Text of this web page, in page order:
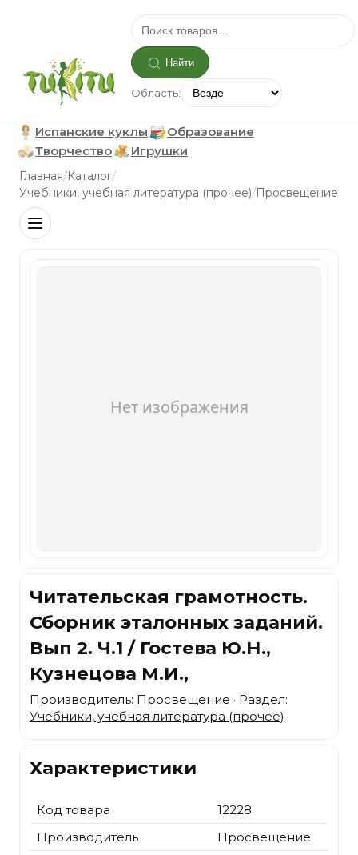
Найти
Область:
Испанские куклы
Образование
Творчество
Игрушки
Главная/Каталог/
Учебники, учебная литература (прочее)/Просвещение
Читательская грамотность.
Сборник эталонных заданий.
Вып 2. Ч.1 / Гостева Ю.Н.,
Кузнецова М.И.,
Производитель: Просвещение · Раздел:
Учебники, учебная литература (прочее)
Характеристики
Код товара
12228
Производитель
Просвещение